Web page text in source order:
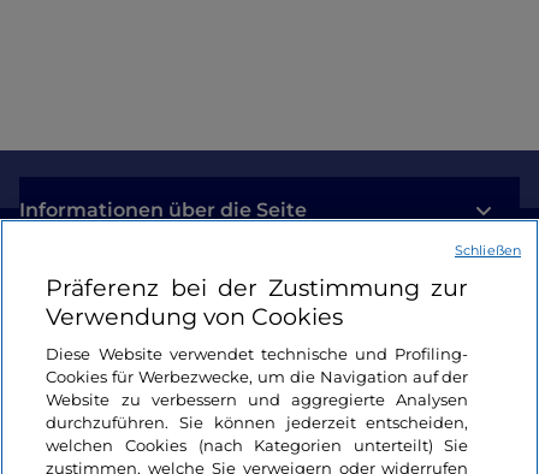
Informationen über die Seite
Nützliche Links
Login
Bleiben wir in Kontakt
Präferenz bei der Zustimmung zur
Verwendung von Cookies
Diese Website verwendet technische und Profiling-
Cookies für Werbezwecke, um die Navigation auf der
Website zu verbessern und aggregierte Analysen
durchzuführen. Sie können jederzeit entscheiden,
welchen Cookies (nach Kategorien unterteilt) Sie
zustimmen, welche Sie verweigern oder widerrufen
Schließen